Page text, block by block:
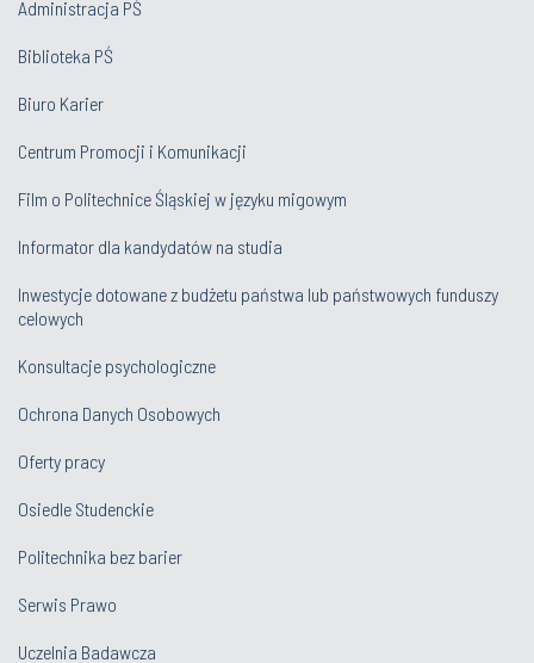
Administracja PŚ
Biblioteka PŚ
Biuro Karier
Centrum Promocji i Komunikacji
Film o Politechnice Śląskiej w języku migowym
Informator dla kandydatów na studia
Inwestycje dotowane z budżetu państwa lub państwowych funduszy
celowych
Konsultacje psychologiczne
Ochrona Danych Osobowych
Oferty pracy
Osiedle Studenckie
Politechnika bez barier
Serwis Prawo
Uczelnia Badawcza